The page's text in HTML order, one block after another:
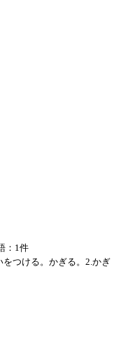
：1件
をつける。かぎる。2.かぎ